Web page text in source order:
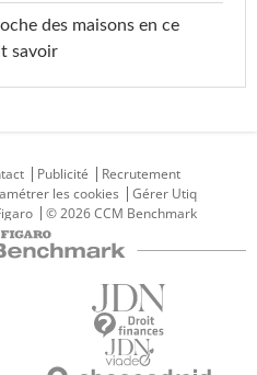
des maisons en ce
savoir
Publicité
Recrutement
les cookies
Gérer Utiq
© 2026 CCM Benchmark